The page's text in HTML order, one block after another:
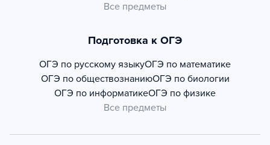
Все предметы
Подготовка к ОГЭ
ОГЭ по русскому языкуОГЭ по математике
ОГЭ по обществознаниюОГЭ по биологии
ОГЭ по информатикеОГЭ по физике
Все предметы